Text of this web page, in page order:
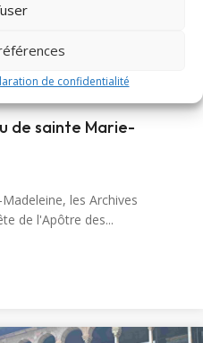
de confidentialité
de sainte Marie-
les Archives
de l'Apôtre des...